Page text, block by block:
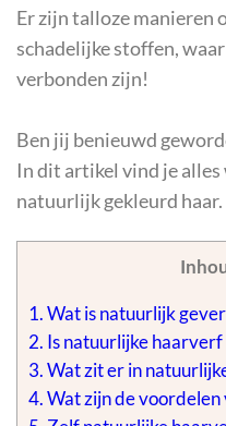
Er zijn talloze manieren
schadelijke stoffen,
verbonden zijn!
Ben jij benieuwd
In dit artikel vind je
natuurlijk gekleurd haar.
1. Wat is natuurlijk
2. Is natuurlijke
3. Wat zit er in
4. Wat zijn de